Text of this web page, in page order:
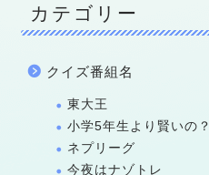
カテゴリー
クイズ番組名
東大王
小学5年生より賢いの？
ネプリーグ
今夜はナゾトレ